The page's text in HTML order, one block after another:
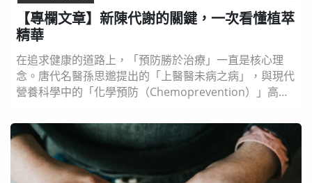
【專欄文章】新陳代謝的關鍵，一次看懂植萃
精華
在追求健康的道路上，「預防勝於治療」一直是核心理
念。唐代名醫孫思邈提出的「上醫醫未病之病」，與現代
營養科學中的「化學預防（Chemoprevention）」高度
中的「植化素（Phytochemicals）」正扮演不可或缺的
角色。雖然並非人體必需營養素，但它們在促進代謝、抗
氧化、免疫調節與細胞保護等方面具有重要功能，是現代
健康管理不可忽視的微量營養因...